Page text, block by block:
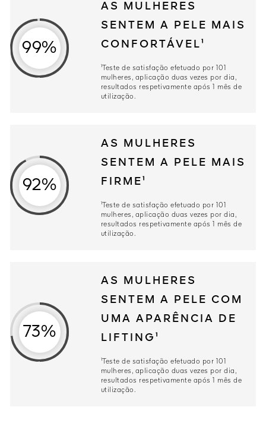
99%
AS MULHERES
SENTEM A PELE MAIS
CONFORTÁVEL¹
¹Teste de satisfação efetuado por 101
mulheres, aplicação duas vezes por dia,
resultados respetivamente após 1 mês de
utilização.
92%
AS MULHERES
SENTEM A PELE MAIS
FIRME¹
¹Teste de satisfação efetuado por 101
mulheres, aplicação duas vezes por dia,
resultados respetivamente após 1 mês de
utilização.
73%
AS MULHERES
SENTEM A PELE COM
UMA APARÊNCIA DE
LIFTING¹
¹Teste de satisfação efetuado por 101
mulheres, aplicação duas vezes por dia,
resultados respetivamente após 1 mês de
utilização.